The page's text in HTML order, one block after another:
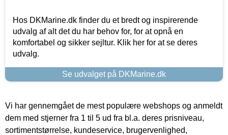
Hos DKMarine.dk finder du et bredt og inspirerende
udvalg af alt det du har behov for, for at opnå en
komfortabel og sikker sejltur. Klik her for at se deres
udvalg.
Se udvalget på DKMarine.dk
Vi har gennemgået de mest populære webshops og anmeldt
dem med stjerner fra 1 til 5 ud fra bl.a. deres prisniveau,
sortimentstørrelse, kundeservice, brugervenlighed,